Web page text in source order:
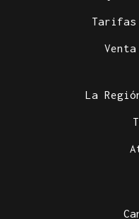
Tarifas
La